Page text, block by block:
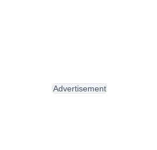
Advertisement